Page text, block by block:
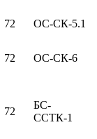
72
ОС-СК-5.1
72 ОС-СК-6
72
БС-
ССТК-1